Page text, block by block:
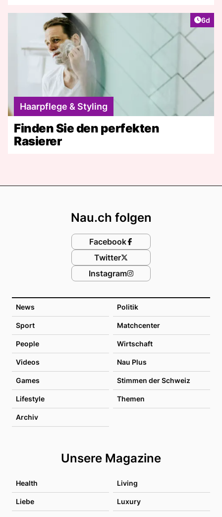
6d
Haarpflege & Styling
Finden Sie den perfekten
Rasierer
News Politik
Sport Matchcenter
People Wirtschaft
Videos Nau Plus
Games Stimmen der Schweiz
Lifestyle Themen
Archiv
Unsere Magazine
Health Living
Liebe Luxury
Nau.ch folgen
Facebook
Twitter
Instagram